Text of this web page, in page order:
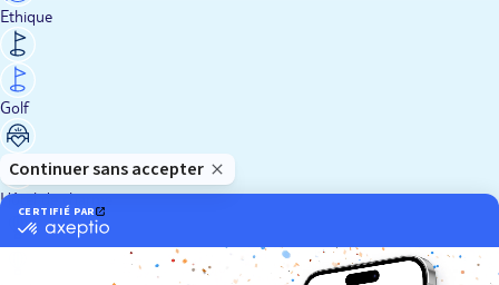
Ethique
Golf
Hôtel de charme